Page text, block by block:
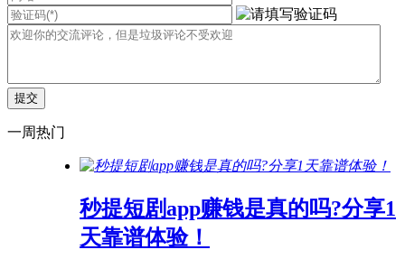
一周热门
秒提短剧app赚钱是真的吗?分享1
天靠谱体验！